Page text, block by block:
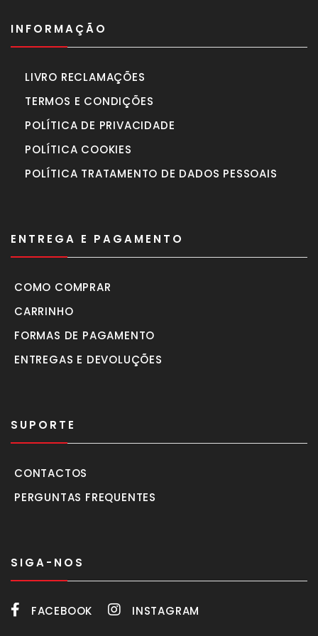
INFORMAÇÃO
LIVRO RECLAMAÇÕES
TERMOS E CONDIÇÕES
POLÍTICA DE PRIVACIDADE
POLÍTICA COOKIES
POLÍTICA TRATAMENTO DE DADOS PESSOAIS
ENTREGA E PAGAMENTO
COMO COMPRAR
CARRINHO
FORMAS DE PAGAMENTO
ENTREGAS E DEVOLUÇÕES
SUPORTE
CONTACTOS
PERGUNTAS FREQUENTES
SIGA-NOS
FACEBOOK INSTAGRAM